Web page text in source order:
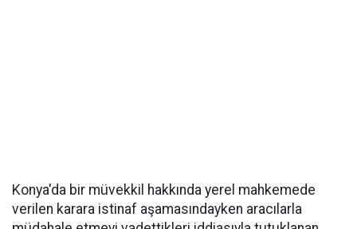
Konya'da bir müvekkil hakkında yerel mahkemede
verilen karara istinaf aşamasındayken aracılarla